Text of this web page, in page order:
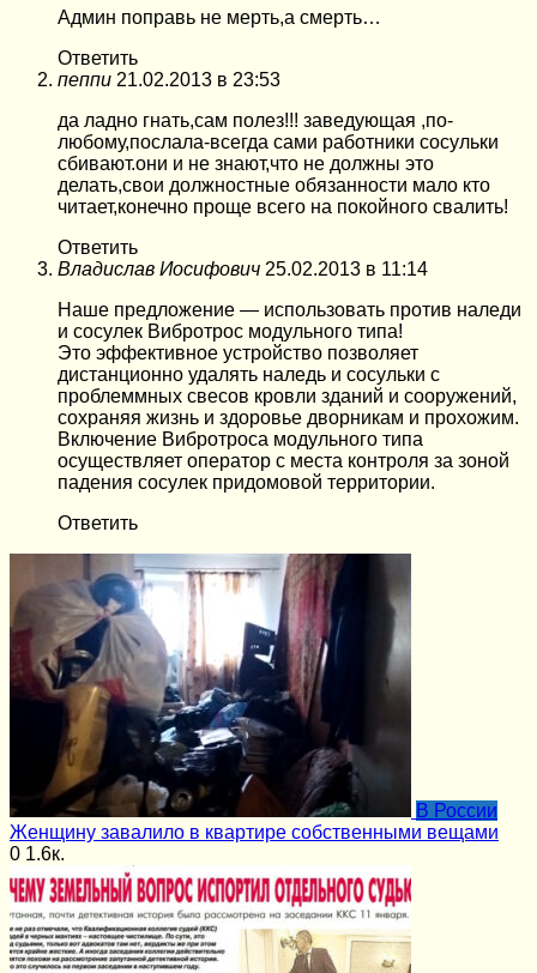
Админ поправь не мерть,а смерть…
Ответить
пеппи 21.02.2013 в 23:53
да ладно гнать,сам полез!!! заведующая ,по-
любому,послала-всегда сами работники сосульки
сбивают.они и не знают,что не должны это
делать,свои должностные обязанности мало кто
читает,конечно проще всего на покойного свалить!
Ответить
Владислав Иосифович 25.02.2013 в 11:14
Наше предложение — использовать против наледи
и сосулек Вибротрос модульного типа!
Это эффективное устройство позволяет
дистанционно удалять наледь и сосульки с
проблеммных свесов кровли зданий и сооружений,
сохраняя жизнь и здоровье дворникам и прохожим.
Включение Вибротроса модульного типа
осуществляет оператор с места контроля за зоной
падения сосулек придомовой территории.
Ответить
В России
Женщину завалило в квартире собственными вещами
0 1.6к.